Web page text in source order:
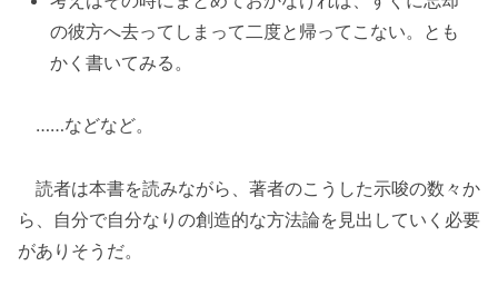
の彼方へ去ってしまって二度と帰ってこない。とも
かく書いてみる。
……などなど。
読者は本書を読みながら、著者のこうした示唆の数々か
ら、自分で自分なりの創造的な方法論を見出していく必要
がありそうだ。